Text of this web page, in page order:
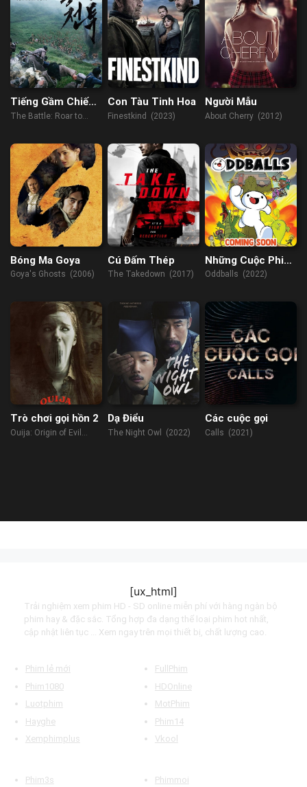
Tiếng Gầm Chiến
Thắng
The Battle: Roar to
Con Tàu Tinh Hoa
Finestkind (2023)
Người Mẫu
About Cherry (2012)
Bóng Ma Goya
Goya's Ghosts (2006)
Cú Đấm Thép
The Takedown (2017)
Những Cuộc Phiêu
Lưu Kỳ Quặc Của
Oddballs (2022)
Trò chơi gọi hồn 2
Ouija: Origin of Evil
Dạ Điểu
The Night Owl (2022)
Các cuộc gọi
Calls (2021)